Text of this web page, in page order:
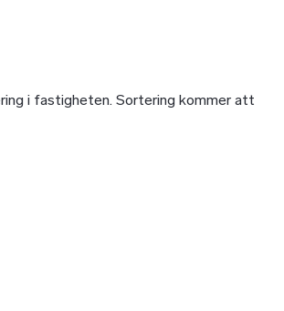
i fastigheten. Sortering kommer att